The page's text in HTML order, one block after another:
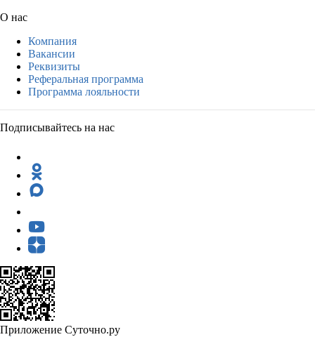
О нас
Компания
Вакансии
Реквизиты
Реферальная программа
Программа лояльности
Подписывайтесь на нас
Приложение Суточно.ру